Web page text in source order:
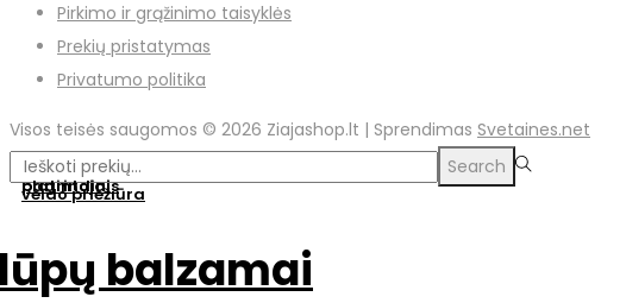
Pirkimo ir grąžinimo taisyklės
Prekių pristatymas
Privatumo politika
Visos teisės saugomos © 2026 Ziajashop.lt | Sprendimas Svetaines.net
Search
for:>
Search
pagrindinis
platintojai
veido priežiūra
balzamai